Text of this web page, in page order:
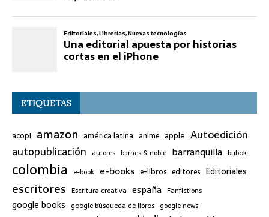
ETIQUETAS
acopi amazon américa latina anime apple Autoedición
autopublicación autores barnes & noble barranquilla bubok
colombia e-book e-books e-libros editores Editoriales
escritores Escritura creativa españa Fanfictions
google books google búsqueda de libros google news